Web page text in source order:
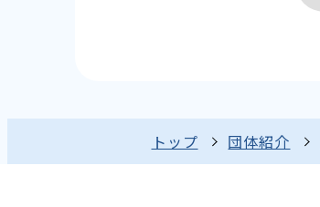
トップ 団体紹介